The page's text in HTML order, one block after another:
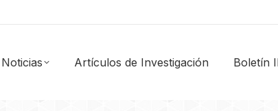
Noticias Artículos de Investigación Boletín